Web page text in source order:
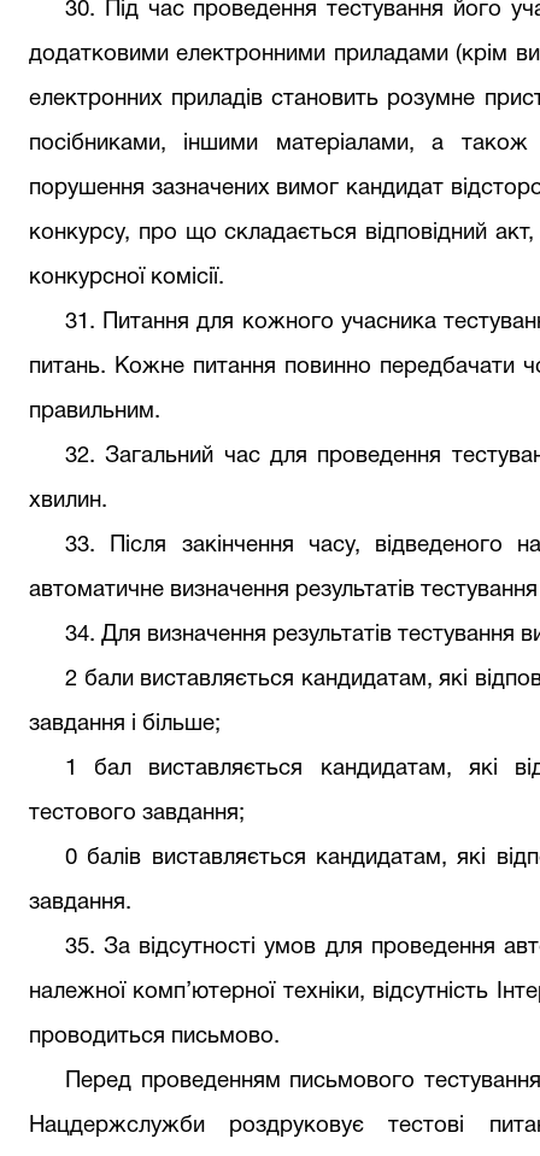
30. Під час проведення тестування його
додатковими електронними приладами (крім
електронних приладів становить розумне
посібниками, іншими матеріалами, а
порушення зазначених вимог кандидат
конкурсу, про що складається відповідний
конкурсної комісії.
31. Питання для кожного учасника
питань. Кожне питання повинно передбачати
правильним.
32. Загальний час для проведення
хвилин.
33. Після закінчення часу, відведеного
автоматичне визначення результатів
34. Для визначення результатів тестування
2 бали виставляється кандидатам, які
завдання і більше;
1 бал виставляється кандидатам, які
тестового завдання;
0 балів виставляється кандидатам, які
завдання.
35. За відсутності умов для проведення
належної комп’ютерної техніки, відсутність
проводиться письмово.
Перед проведенням письмового
Нацдержслужби роздруковує тестові